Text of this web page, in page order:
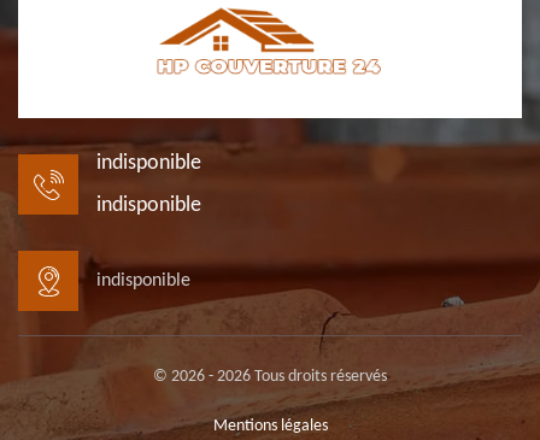
indisponible
indisponible
indisponible
© 2026 - 2026 Tous droits réservés
Mentions légales